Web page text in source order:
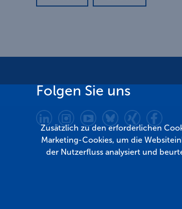
Folgen Sie uns
Zusätzlich zu den erforderlichen
Marketing-Cookies, um die
der Nutzerfluss analysiert und